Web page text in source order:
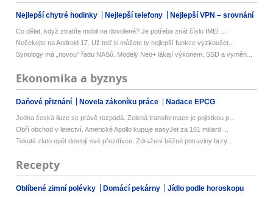
Nejlepší chytré hodinky Nejlepší telefony Nejlepší VPN – srovnání
Co dělat, když ztratíte mobil na dovolené? Je potřeba znát číslo IMEI ...
Nečekejte na Android 17. Už teď si můžete ty nejlepší funkce vyzkoušet...
Synology má „novou“ řadu NASů. Modely Neo+ lákají výkonem, SSD a vyměn...
Ekonomika a byznys
Daňové přiznání Novela zákoníku práce Nadace EPCG
Jedna česká iluze se právě rozpadá. Zelená transformace je pojistkou p...
Obří obchod v letectví. Americké Apollo kupuje easyJet za 161 miliard ...
Tekuté zlato opět dostojí své přezdívce. Zdražení běžné potraviny brzy...
Recepty
Oblíbené zimní polévky Domácí pekárny Jídlo podle horoskopu